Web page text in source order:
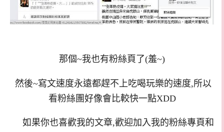
那個~我也有粉絲頁了(羞~)
然後~寫文速度永遠都趕不上吃喝玩樂的速度,所以
看粉絲團好像會比較快一點XDD
如果你也喜歡我的文章,歡迎加入我的粉絲專頁和